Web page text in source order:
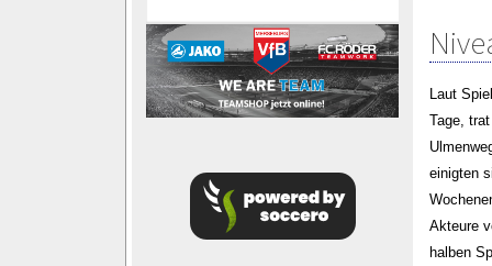
Laut
Tage,
einigten
Akteure
halben